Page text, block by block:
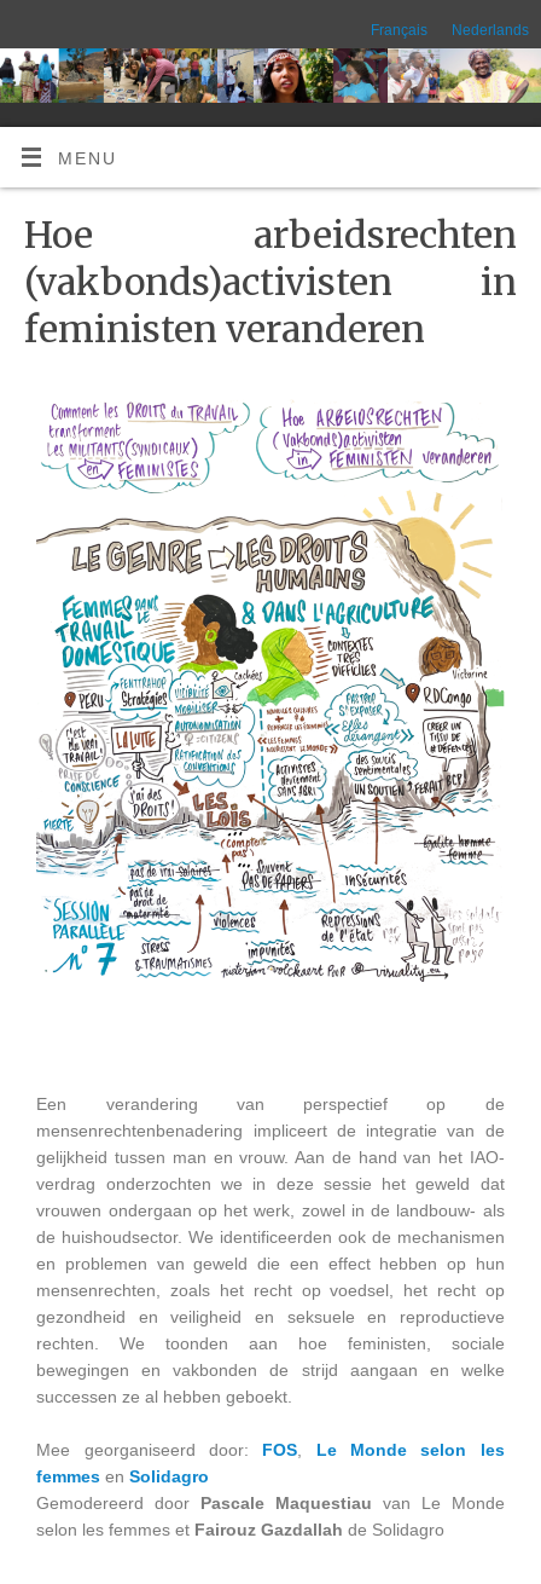
Français Nederlands
MENU
Hoe arbeidsrechten
(vakbonds)activisten in
feministen veranderen
Een verandering van perspectief op de
mensenrechtenbenadering impliceert de integratie van de
gelijkheid tussen man en vrouw. Aan de hand van het IAO-
verdrag onderzochten we in deze sessie het geweld dat
vrouwen ondergaan op het werk, zowel in de landbouw- als
de huishoudsector. We identificeerden ook de mechanismen
en problemen van geweld die een effect hebben op hun
mensenrechten, zoals het recht op voedsel, het recht op
gezondheid en veiligheid en seksuele en reproductieve
rechten. We toonden aan hoe feministen, sociale
bewegingen en vakbonden de strijd aangaan en welke
successen ze al hebben geboekt.
Mee georganiseerd door: FOS
Le Monde selon les
femmes enSolidagro
Gemodereerd door
Pascale Maquestiau van Le Monde
selon les femmes et Fairouz Gazdallah de Solidagro